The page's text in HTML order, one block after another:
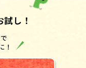
し！
！